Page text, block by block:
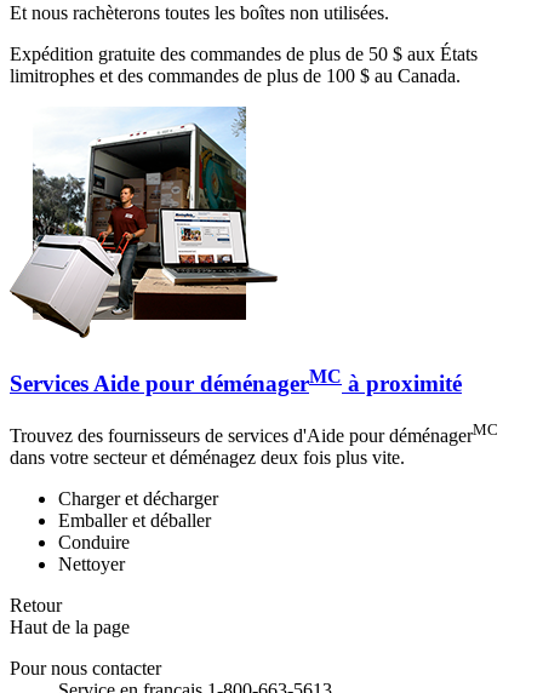
Et nous rachèterons toutes les boîtes non utilisées.
Expédition gratuite des commandes de plus de 50 $ aux États
limitrophes et des commandes de plus de 100 $ au Canada.
Services Aide pour déménagerMC à proximité
Trouvez des fournisseurs de services d'Aide pour déménagerMC
dans votre secteur et déménagez deux fois plus vite.
Charger et décharger
Emballer et déballer
Conduire
Nettoyer
Retour
Haut de la page
Pour nous contacter